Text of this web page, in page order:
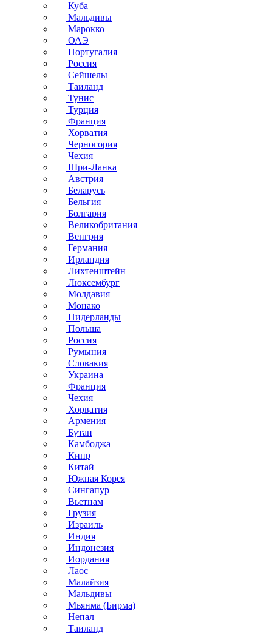
Куба
Мальдивы
Марокко
ОАЭ
Португалия
Россия
Сейшелы
Таиланд
Тунис
Турция
Франция
Хорватия
Черногория
Чехия
Шри-Ланка
Австрия
Беларусь
Бельгия
Болгария
Великобритания
Венгрия
Германия
Ирландия
Лихтенштейн
Люксембург
Молдавия
Монако
Нидерланды
Польша
Россия
Румыния
Словакия
Украина
Франция
Чехия
Хорватия
Армения
Бутан
Камбоджа
Кипр
Китай
Южная Корея
Сингапур
Вьетнам
Грузия
Израиль
Индия
Индонезия
Иордания
Лаос
Малайзия
Мальдивы
Мьянма (Бирма)
Непал
Таиланд